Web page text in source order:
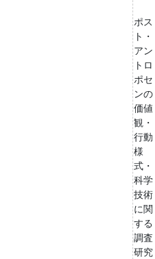
ポス
ト・
アン
トロ
ポセ
ンの
価値
観・
行動
様
式・
科学
技術
に関
する
調査
研究